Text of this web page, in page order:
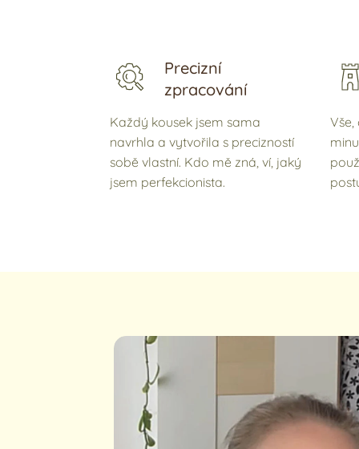
Precizní
zpracování
Každý kousek jsem sama
navrhla a vytvořila s precizností
sobě vlastní. Kdo mě zná, ví, jaký
jsem perfekcionista.